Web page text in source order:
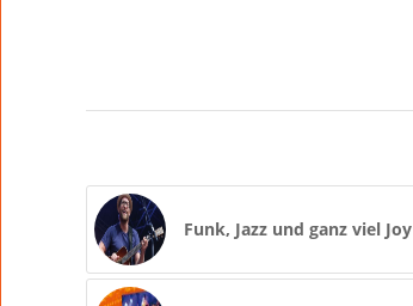
Funk, Jazz und ganz viel Joy